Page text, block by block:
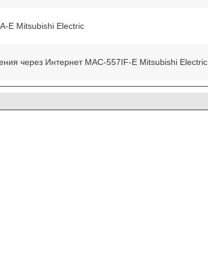
E Mitsubishi Electric
через Интернет MAC-557IF-E Мitsubishi Еlectric